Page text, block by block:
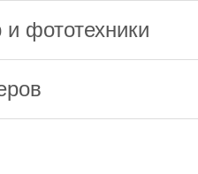
фототехники